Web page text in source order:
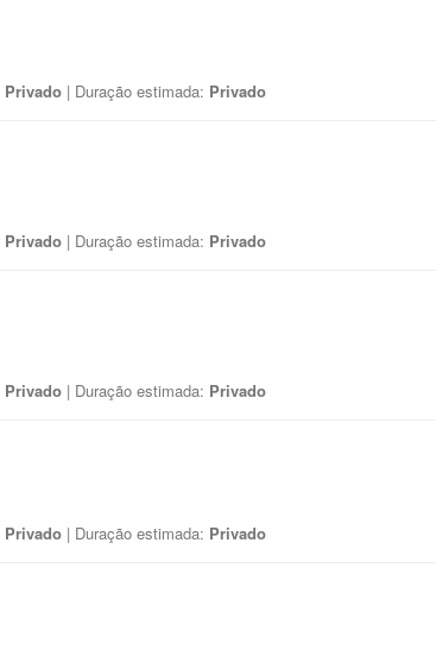
Privado | Duração estimada: Privado
Privado | Duração estimada: Privado
Privado | Duração estimada: Privado
Privado | Duração estimada: Privado